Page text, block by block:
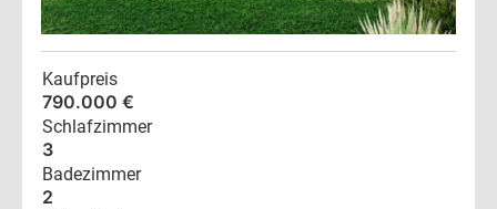
Kaufpreis
790.000 €
Schlafzimmer
3
Badezimmer
2